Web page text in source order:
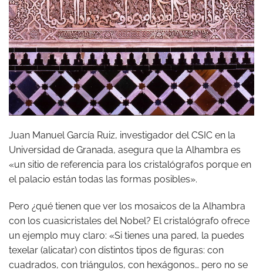
Juan Manuel García Ruiz, investigador del CSIC en la
Universidad de Granada, asegura que la Alhambra es
«un sitio de referencia para los cristalógrafos porque en
el palacio están todas las formas posibles».
Pero ¿qué tienen que ver los mosaicos de la Alhambra
con los cuasicristales del Nobel? El cristalógrafo ofrece
un ejemplo muy claro: «Si tienes una pared, la puedes
texelar (alicatar) con distintos tipos de figuras: con
cuadrados, con triángulos, con hexágonos… pero no se